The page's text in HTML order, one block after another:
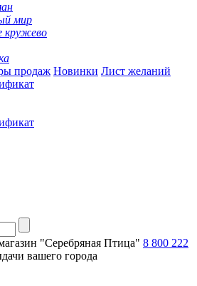
мир
кружево
продаж Новинки Лист желаний
"Серебряная Птица" 8 800 222
вашего города